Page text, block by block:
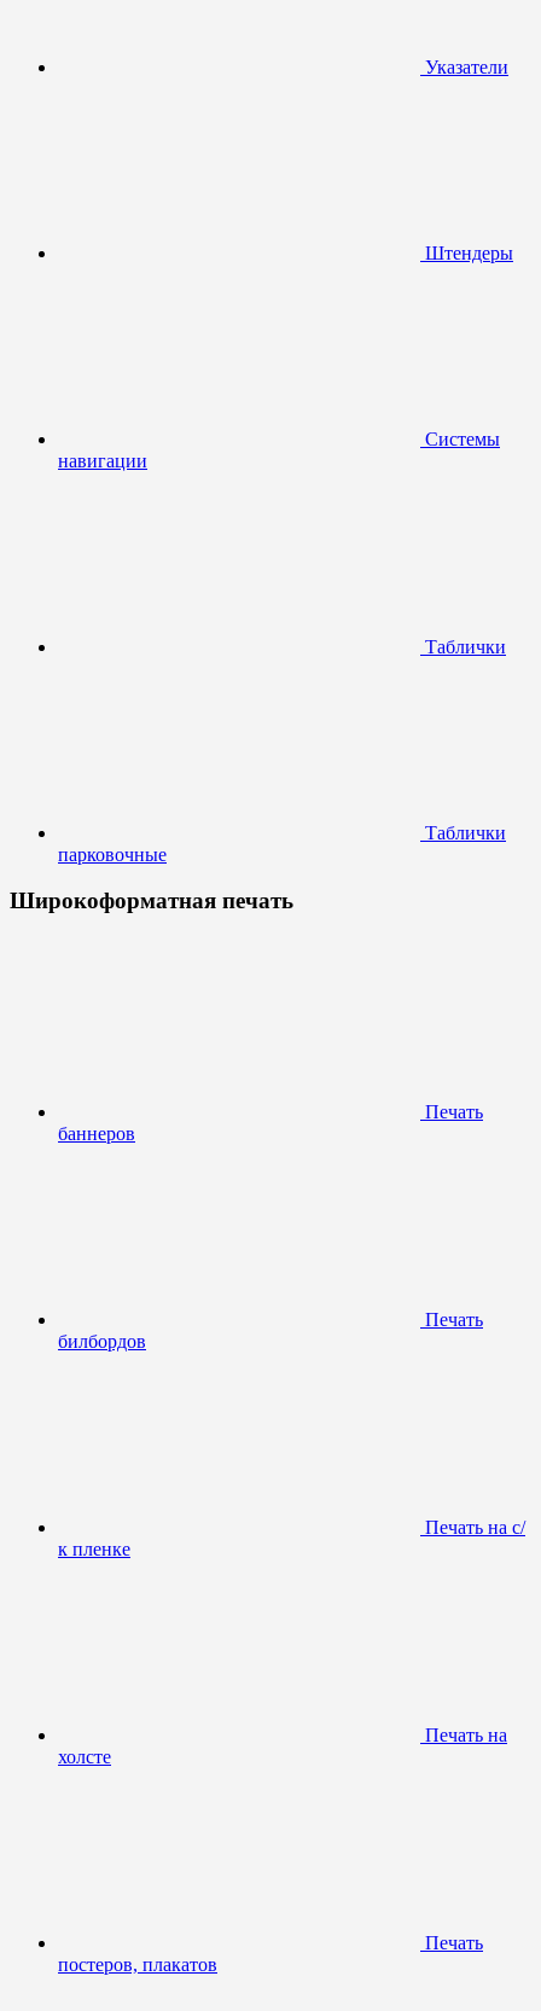
Указатели
Штендеры
Системы
навигации
Таблички
Таблички
парковочные
Широкоформатная печать
Печать
баннеров
Печать
билбордов
Печать на с/
к пленке
Печать на
холсте
Печать
постеров, плакатов